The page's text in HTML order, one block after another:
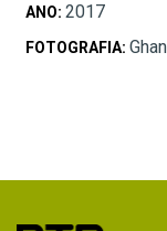
ANO: 2017
FOTOGRAFIA: